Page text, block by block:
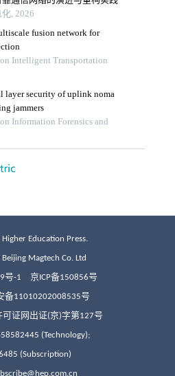
Education Press.
Magtech Co. Ltd
号-1 京ICP备150856号
备11010202008535号
可证网出证(京)字第127号
(Technology);
(Subscription)